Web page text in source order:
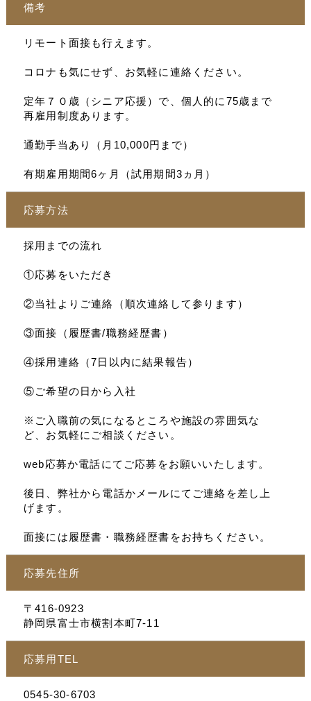
備考
リモート面接も行えます。
コロナも気にせず、お気軽に連絡ください。
定年７０歳（シニア応援）で、個人的に75歳まで
再雇用制度あります。
通勤手当あり（月10,000円まで）
有期雇用期間6ヶ月（試用期間3ヵ月）
応募方法
採用までの流れ
①応募をいただき
②当社よりご連絡（順次連絡して参ります）
③面接（履歴書/職務経歴書）
④採用連絡（7日以内に結果報告）
⑤ご希望の日から入社
※ご入職前の気になるところや施設の雰囲気な
ど、お気軽にご相談ください。
web応募か電話にてご応募をお願いいたします。
後日、弊社から電話かメールにてご連絡を差し上
げます。
面接には履歴書・職務経歴書をお持ちください。
応募先住所
〒416-0923
静岡県富士市横割本町7-11
応募用TEL
0545-30-6703